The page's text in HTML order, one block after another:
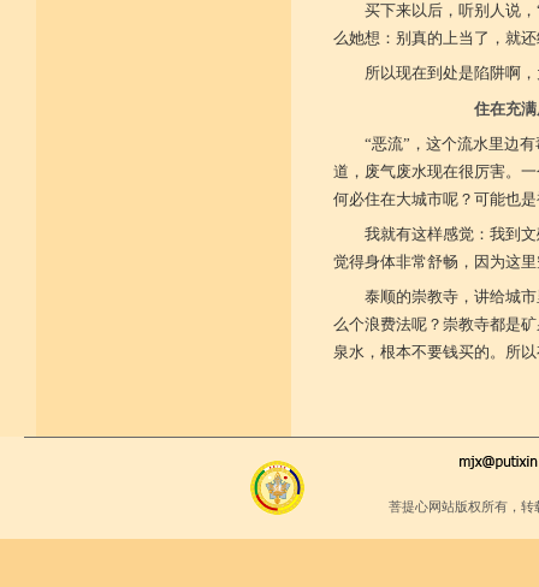
买下来以后，听别人说
么她想：别真的上当了，就
所以现在到处是陷阱啊
住在充
“恶流”，这个流水里边
道，废气废水现在很厉害。
何必住在大城市呢？可能也
我就有这样感觉：我到
觉得身体非常舒畅，因为这
泰顺的崇教寺，讲给城
么个浪费法呢？崇教寺都是
泉水，根本不要钱买的。所
菩提心网站版权所有，